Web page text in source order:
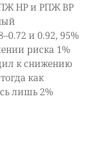
НР и РПЖ ВР
и 0.92, 95%
риска 1%
к снижению
как
лишь 2%